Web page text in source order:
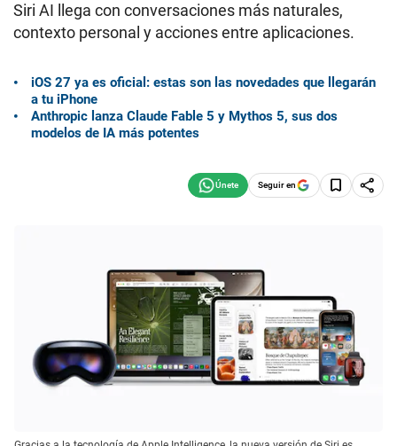
Siri AI llega con conversaciones más naturales,
contexto personal y acciones entre aplicaciones.
iOS 27 ya es oficial: estas son las novedades que llegarán
a tu iPhone
Anthropic lanza Claude Fable 5 y Mythos 5, sus dos
modelos de IA más potentes
Seguir en